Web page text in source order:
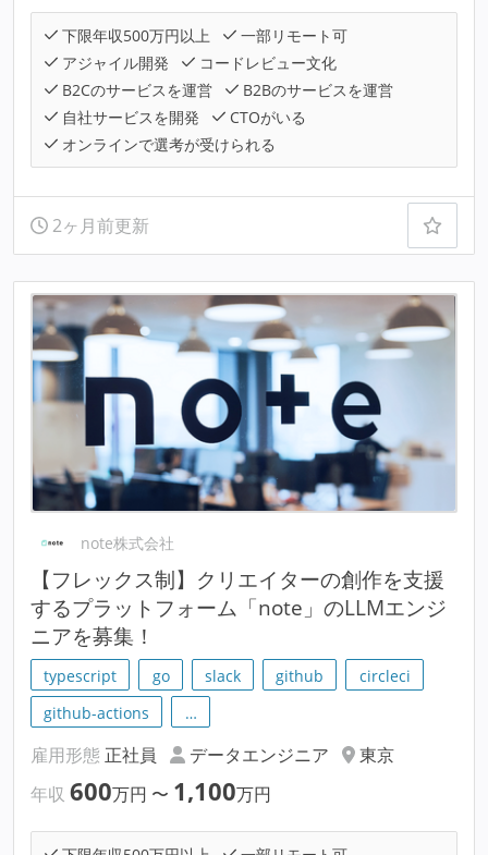
下限年収500万円以上
一部リモート可
アジャイル開発
コードレビュー文化
B2Cのサービスを運営
B2Bのサービスを運営
自社サービスを開発
CTOがいる
オンラインで選考が受けられる
2ヶ月前更新
note株式会社
【フレックス制】クリエイターの創作を支援
するプラットフォーム「note」のLLMエンジ
ニアを募集！
typescript go slack github
circleci
github-actions
…
雇用形態 正社員 データエンジニア
東京
年収 600万円 〜 1,100万円